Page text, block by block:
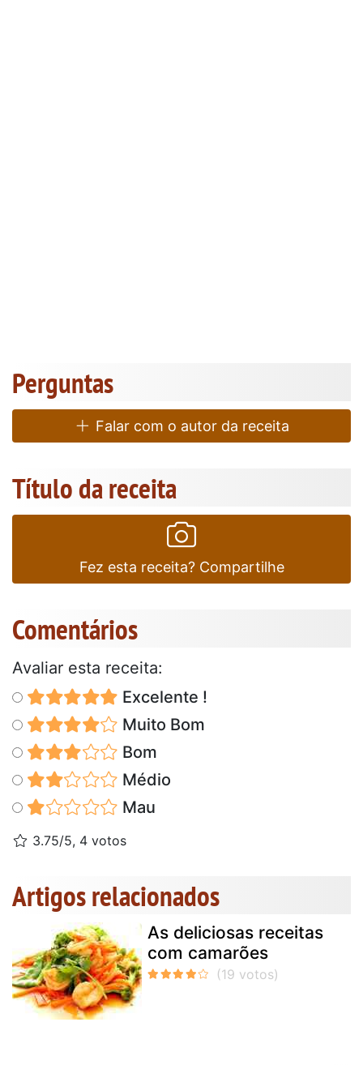
Perguntas
Falar com o autor da receita
Título da receita
Fez esta receita? Compartilhe
Comentários
Avaliar esta receita:
Excelente !
Muito Bom
Bom
Médio
Mau
3.75/5, 4 votos
Artigos relacionados
As deliciosas receitas
com camarões